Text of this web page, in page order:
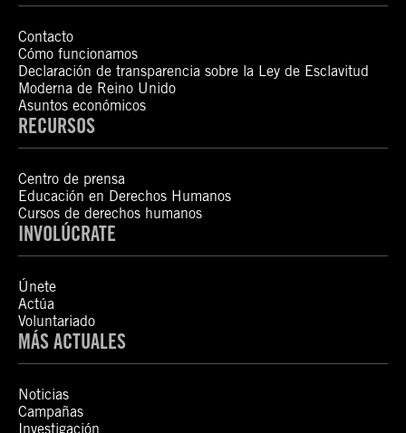
Contacto
Cómo funcionamos
Declaración de transparencia sobre la Ley de Esclavitud
Moderna de Reino Unido
Asuntos económicos
RECURSOS
Centro de prensa
Educación en Derechos Humanos
Cursos de derechos humanos
INVOLÚCRATE
Únete
Actúa
Voluntariado
MÁS ACTUALES
Noticias
Campañas
Investigación